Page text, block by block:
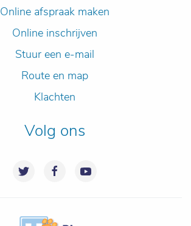
Online afspraak maken
Online inschrijven
Stuur een e-mail
Route en map
Klachten
Volg ons